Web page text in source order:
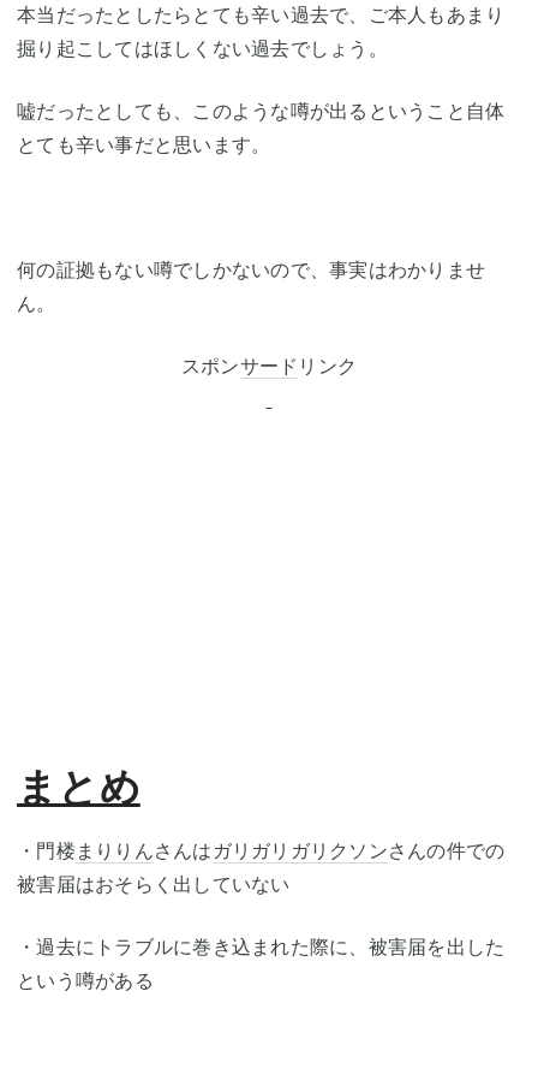
本当だったとしたらとても辛い過去で、ご本人もあまり
掘り起こしてはほしくない過去でしょう。
嘘だったとしても、このような噂が出るということ自体
とても辛い事だと思います。
何の証拠もない噂でしかないので、事実はわかりませ
ん。
スポンサード リンク
まとめ
・門楼 まりりんさんは ガリガリガリクソンさんの件での
被害届はおそらく出していない
・過去にトラブルに巻き込まれた際に、被害届を出した
という噂がある